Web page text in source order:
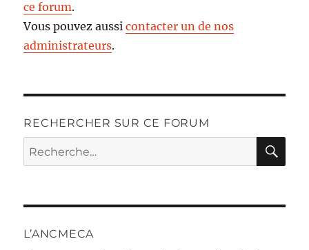
ce forum.
Vous pouvez aussicontacter un de nos
administrateurs.
RECHERCHER SUR CE FORUM
Recherche
pour :
L’ANCMECA